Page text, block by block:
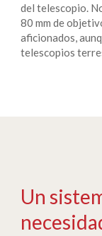
del telescopio.
80 mm de
aficionados,
telescopios
Un